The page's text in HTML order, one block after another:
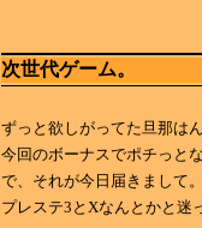
次世代ゲーム。
ずっと欲しがってた旦那は
今回のボーナスでポチっと
で、それが今日届きまして
プレステ3とXなんとかと迷